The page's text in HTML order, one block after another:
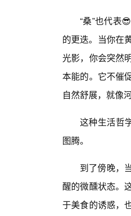
“桑”也代表
的更迭。当你在
光影，你会突然
本能的。它不催
自然舒展，就像
这种生活哲
图腾。
到了傍晚，
醒的微醺状态。
于美食的诱惑，